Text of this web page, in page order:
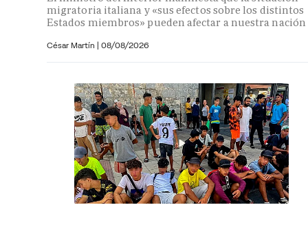
migratoria italiana y «sus efectos sobre los distintos
Estados miembros» pueden afectar a nuestra nación
César Martín | 08/08/2026